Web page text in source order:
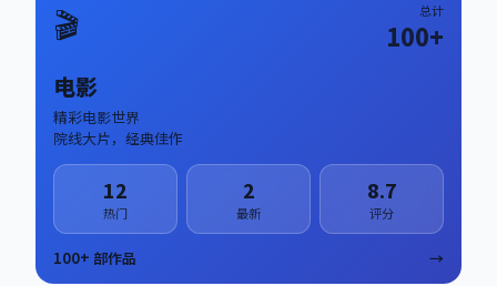
🎬 总计
100+
电影
精彩电影世界
院线大片，经典佳作
12
热门
2
最新
8.7
评分
100+ 部作品 →